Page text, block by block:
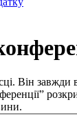
Він завжди